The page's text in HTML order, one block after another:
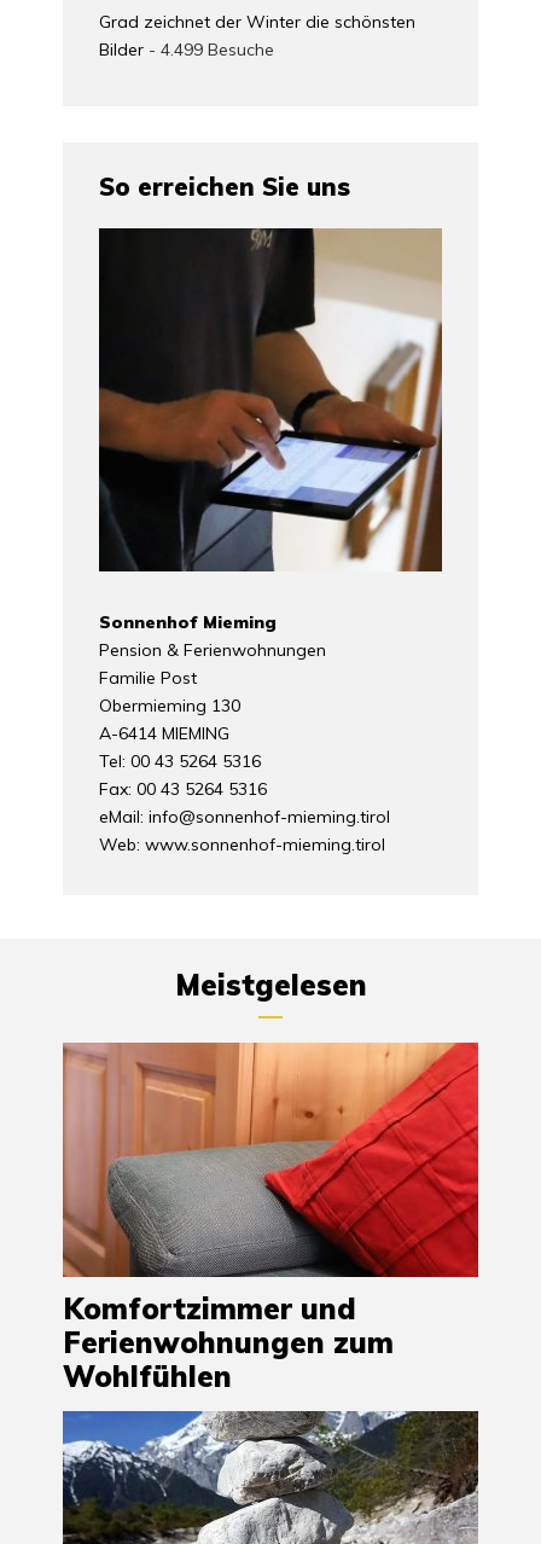
Grad zeichnet der Winter die schönsten
Bilder - 4.499 Besuche
So erreichen Sie uns
Sonnenhof Mieming
Pension & Ferienwohnungen
Familie Post
Obermieming 130
A-6414 MIEMING
Tel: 00 43 5264 5316
Fax: 00 43 5264 5316
eMail: info@sonnenhof-mieming.tirol
Web: www.sonnenhof-mieming.tirol
Meistgelesen
Komfortzimmer und
Ferienwohnungen zum
Wohlfühlen